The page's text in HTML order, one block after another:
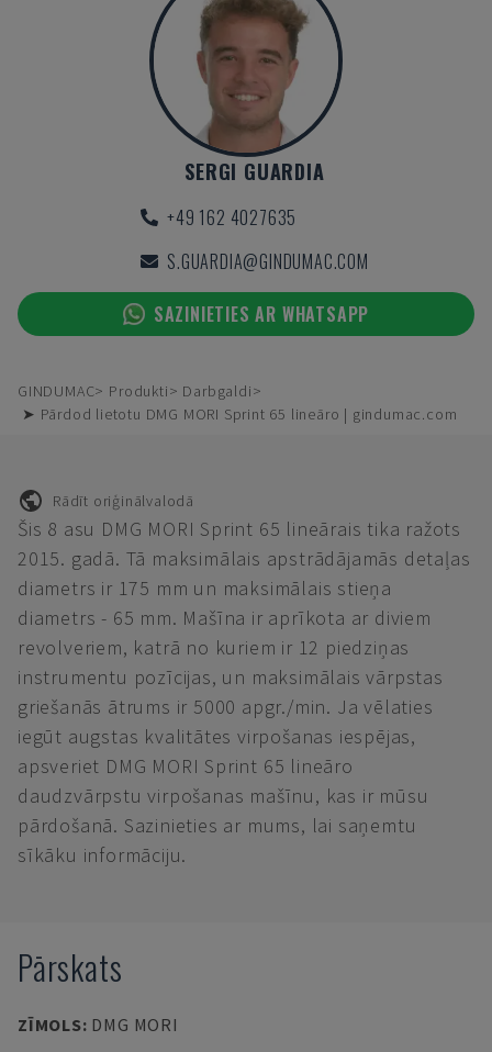
SERGI GUARDIA
+49 162 4027635
S.GUARDIA@GINDUMAC.COM
SAZINIETIES AR WHATSAPP
GINDUMAC Produkti
Darbgaldi
➤ Pārdod lietotu DMG MORI Sprint 65 lineāro | gindumac.com
Rādīt oriģinālvalodā
Šis 8 asu DMG MORI Sprint 65 lineārais tika ražots
2015. gadā. Tā maksimālais apstrādājamās detaļas
diametrs ir 175 mm un maksimālais stieņa
diametrs - 65 mm. Mašīna ir aprīkota ar diviem
revolveriem, katrā no kuriem ir 12 piedziņas
instrumentu pozīcijas, un maksimālais vārpstas
griešanās ātrums ir 5000 apgr./min. Ja vēlaties
iegūt augstas kvalitātes virpošanas iespējas,
apsveriet DMG MORI Sprint 65 lineāro
daudzvārpstu virpošanas mašīnu, kas ir mūsu
pārdošanā. Sazinieties ar mums, lai saņemtu
sīkāku informāciju.
Pārskats
ZĪMOLS: DMG MORI